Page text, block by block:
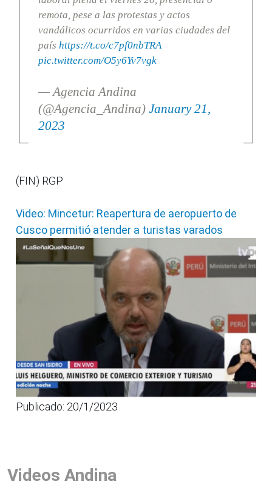
remota, pese a las protestas y actos
vandálicos ocurridos en varias ciudades del
país https://t.co/c7pf0nbTRA
pic.twitter.com/O5y6Yv7vgk
— Agencia Andina
(@Agencia_Andina) January 21,
2023
(FIN) RGP
Video: Mincetur: Reapertura de aeropuerto de
Cusco permitió atender a turistas varados
Publicado: 20/1/2023
Videos Andina